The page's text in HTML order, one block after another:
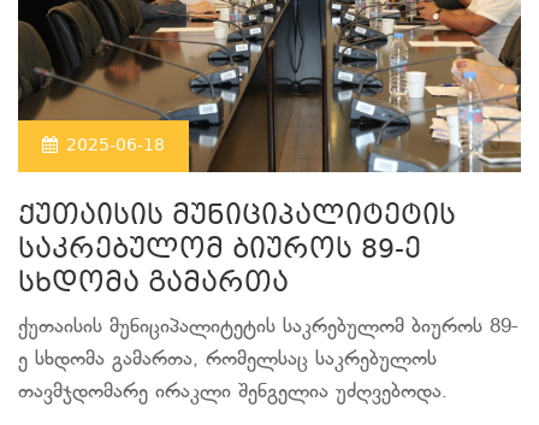
2025-06-18
ქუთაისის მუნიციპალიტეტის
საკრებულომ ბიუროს 89-ე
სხდომა გამართა
ქუთაისის მუნიციპალიტეტის საკრებულომ ბიუროს 89-
ე სხდომა გამართა, რომელსაც საკრებულოს
თავმჯდომარე ირაკლი შენგელია უძღვებოდა.